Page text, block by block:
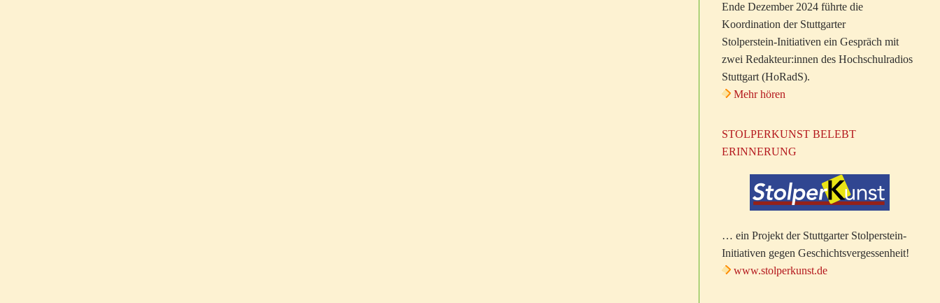
Ende Dezember 2024 führte die
Koordination der Stuttgarter
Stolperstein-Initiativen ein Gespräch mit
zwei Redakteur:innen des Hochschulradios
Stuttgart (HoRadS).
Mehr hören
STOLPERKUNST BELEBT
ERINNERUNG
… ein Projekt der Stuttgarter Stolperstein-
Initiativen gegen Geschichtsvergessenheit!
www.stolperkunst.de